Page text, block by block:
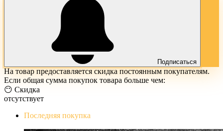
Подписаться
На товар предоставляется скидка постоянным покупателям.
Если общая сумма покупок товара больше чем:
😶 Скидка
отсутствует
Последняя покупка